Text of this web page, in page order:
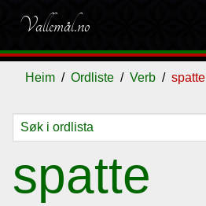
Vallemål.no
Heim Ordliste Verb spatte
spatte
Ordliste
Om